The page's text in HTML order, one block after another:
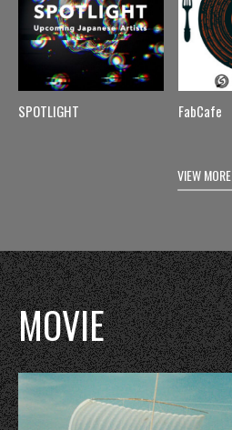
SPOTLIGHT FabCafe
VIEW MORE
MOVIE